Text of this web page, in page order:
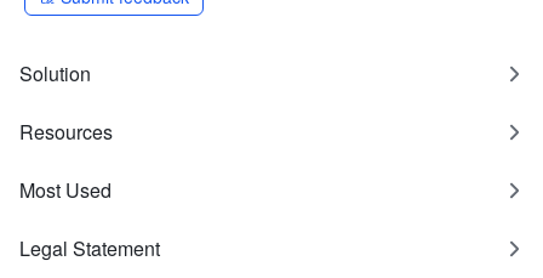
Solution
Resources
Most Used
Legal Statement